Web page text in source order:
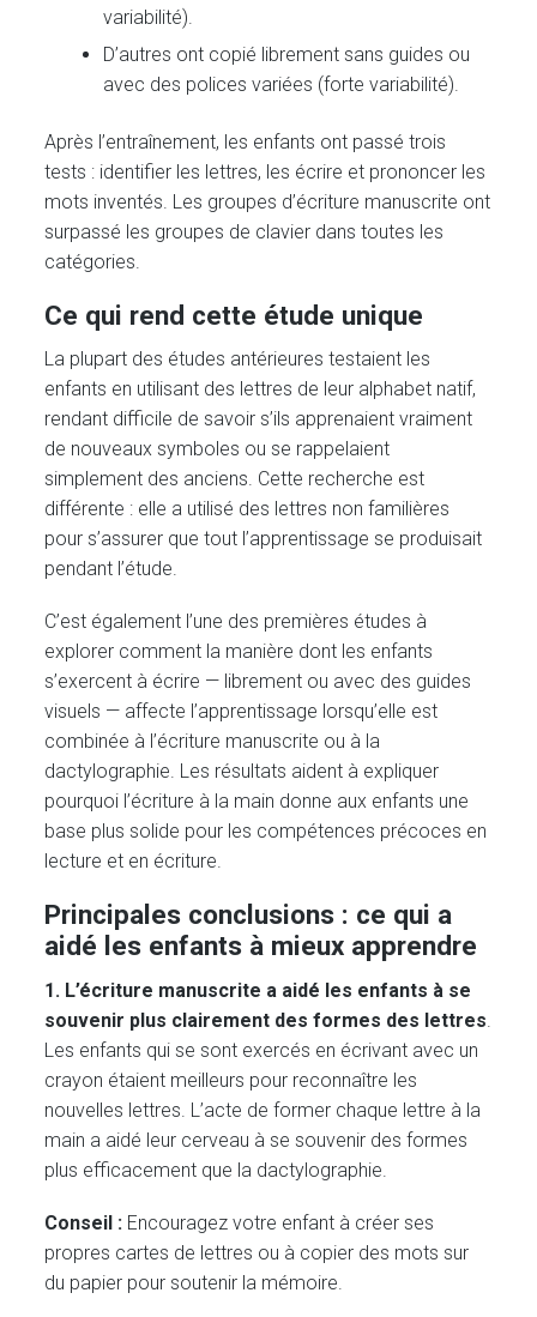
variabilité).
D’autres ont copié librement sans guides ou
avec des polices variées (forte variabilité).
Après l’entraînement, les enfants ont passé trois
tests : identifier les lettres, les écrire et prononcer les
mots inventés. Les groupes d’écriture manuscrite ont
surpassé les groupes de clavier dans toutes les
catégories.
Ce qui rend cette étude unique
La plupart des études antérieures testaient les
enfants en utilisant des lettres de leur alphabet natif,
rendant difficile de savoir s’ils apprenaient vraiment
de nouveaux symboles ou se rappelaient
simplement des anciens. Cette recherche est
différente : elle a utilisé des lettres non familières
pour s’assurer que tout l’apprentissage se produisait
pendant l’étude.
C’est également l’une des premières études à
explorer comment la manière dont les enfants
s’exercent à écrire — librement ou avec des guides
visuels — affecte l’apprentissage lorsqu’elle est
combinée à l’écriture manuscrite ou à la
dactylographie. Les résultats aident à expliquer
pourquoi l’écriture à la main donne aux enfants une
base plus solide pour les compétences précoces en
lecture et en écriture.
Principales conclusions : ce qui a
aidé les enfants à mieux apprendre
1. L’écriture manuscrite a aidé les enfants à se
souvenir plus clairement des formes des lettres
Les enfants qui se sont exercés en écrivant avec un
crayon étaient meilleurs pour reconnaître les
nouvelles lettres. L’acte de former chaque lettre à la
main a aidé leur cerveau à se souvenir des formes
plus efficacement que la dactylographie.
Conseil : Encouragez votre enfant à créer ses
propres cartes de lettres ou à copier des mots sur
du papier pour soutenir la mémoire.